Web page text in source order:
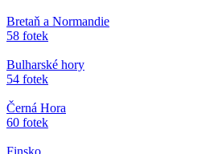
Bretaň a Normandie
58 fotek
Bulharské hory
54 fotek
Černá Hora
60 fotek
Finsko